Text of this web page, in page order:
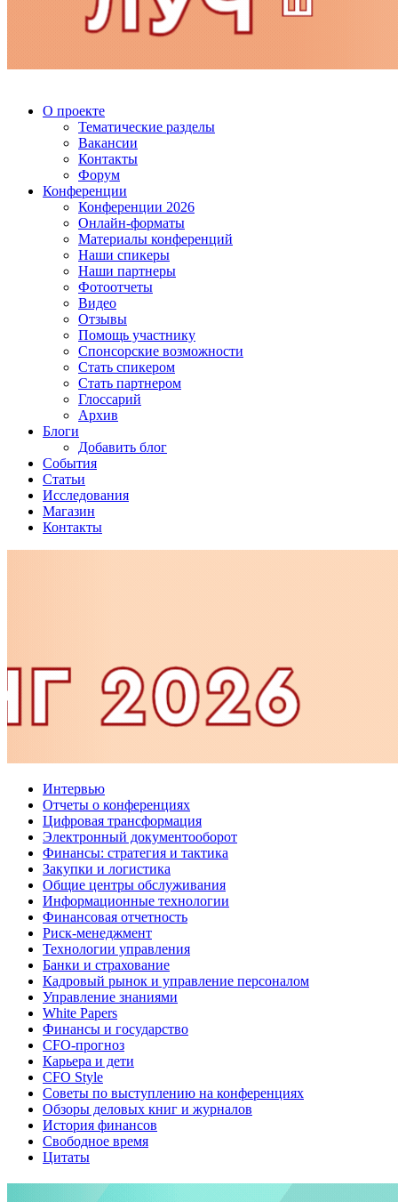
О проекте
Тематические разделы
Вакансии
Контакты
Форум
Конференции
Конференции 2026
Онлайн-форматы
Материалы конференций
Наши спикеры
Наши партнеры
Фотоотчеты
Видео
Отзывы
Помощь участнику
Спонсорские возможности
Стать спикером
Стать партнером
Глоссарий
Архив
Блоги
Добавить блог
События
Статьи
Исследования
Магазин
Контакты
Интервью
Отчеты о конференциях
Цифровая трансформация
Электронный документооборот
Финансы: стратегия и тактика
Закупки и логистика
Общие центры обслуживания
Информационные технологии
Финансовая отчетность
Риск-менеджмент
Технологии управления
Банки и страхование
Кадровый рынок и управление персоналом
Управление знаниями
White Papers
Финансы и государство
CFO-прогноз
Карьера и дети
CFO Style
Советы по выступлению на конференциях
Обзоры деловых книг и журналов
История финансов
Свободное время
Цитаты